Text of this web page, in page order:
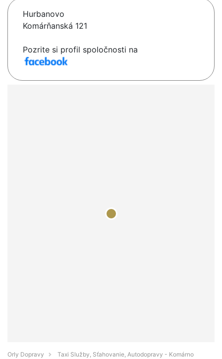
Hurbanovo
Komárňanská 121
Pozrite si profil spoločnosti na
Orly Dopravy
Taxi Služby, Sťahovanie, Autodopravy - Komárno